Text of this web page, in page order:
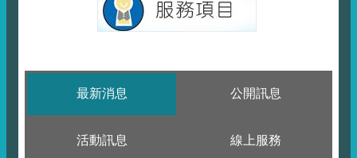
最新消息 公開訊息
活動訊息 線上服務